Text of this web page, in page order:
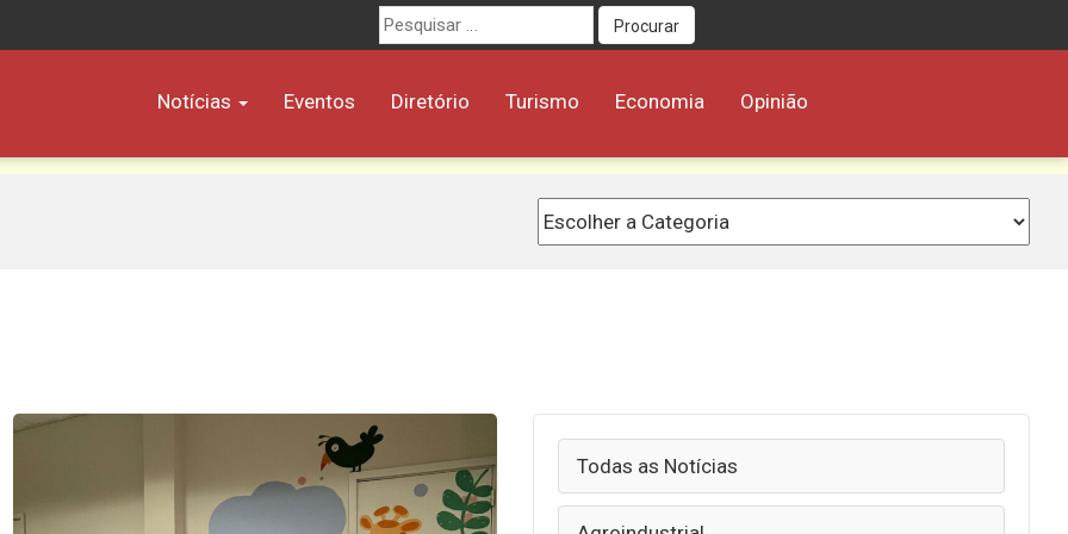
Procurar
por:
Procurar
Notícias Eventos Diretório Turismo Economia Opinião
Todas as Notícias